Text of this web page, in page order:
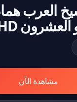
العرب
مشاهدة الآن